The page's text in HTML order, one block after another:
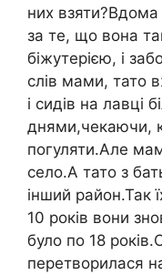
них
за те, що вона
біжутерією, і
слів мами, тато
і сидів на лавці
днями,чекаючи,
погуляти.Але
село.А тато з
інший район.Так
10 років вони
було по 18
перетворилася